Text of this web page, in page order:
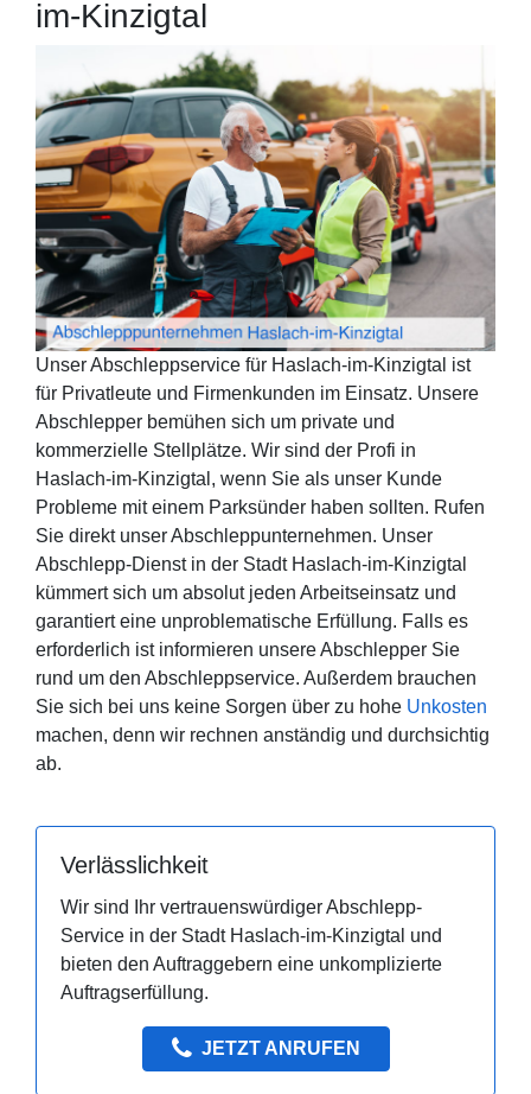
im-Kinzigtal
Unser Abschleppservice für Haslach-im-Kinzigtal ist
für Privatleute und Firmenkunden im Einsatz. Unsere
Abschlepper bemühen sich um private und
kommerzielle Stellplätze. Wir sind der Profi in
Haslach-im-Kinzigtal, wenn Sie als unser Kunde
Probleme mit einem Parksünder haben sollten. Rufen
Sie direkt unser Abschleppunternehmen. Unser
Abschlepp-Dienst in der Stadt Haslach-im-Kinzigtal
kümmert sich um absolut jeden Arbeitseinsatz und
garantiert eine unproblematische Erfüllung. Falls es
erforderlich ist informieren unsere Abschlepper Sie
rund um den Abschleppservice. Außerdem brauchen
Sie sich bei uns keine Sorgen über zu hohe Unkosten
machen, denn wir rechnen anständig und durchsichtig
ab.
Verlässlichkeit
Wir sind Ihr vertrauenswürdiger Abschlepp-
Service in der Stadt Haslach-im-Kinzigtal und
bieten den Auftraggebern eine unkomplizierte
Auftragserfüllung.
JETZT ANRUFEN